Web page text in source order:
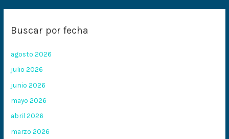
Buscar por fecha
agosto 2026
julio 2026
junio 2026
mayo 2026
abril 2026
marzo 2026